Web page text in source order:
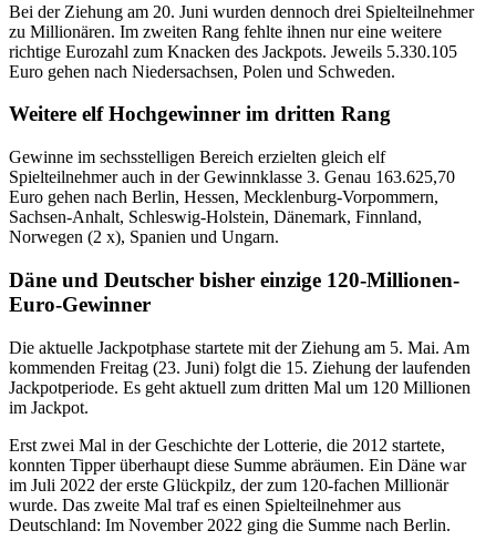
Bei der Ziehung am 20. Juni wurden dennoch drei Spielteilnehmer
zu Millionären. Im zweiten Rang fehlte ihnen nur eine weitere
richtige Eurozahl zum Knacken des Jackpots. Jeweils 5.330.105
Euro gehen nach Niedersachsen, Polen und Schweden.
Weitere elf Hochgewinner im dritten Rang
Gewinne im sechsstelligen Bereich erzielten gleich elf
Spielteilnehmer auch in der Gewinnklasse 3. Genau 163.625,70
Euro gehen nach Berlin, Hessen, Mecklenburg-Vorpommern,
Sachsen-Anhalt, Schleswig-Holstein, Dänemark, Finnland,
Norwegen (2 x), Spanien und Ungarn.
Däne und Deutscher bisher einzige 120-Millionen-
Euro-Gewinner
Die aktuelle Jackpotphase startete mit der Ziehung am 5. Mai. Am
kommenden Freitag (23. Juni) folgt die 15. Ziehung der laufenden
Jackpotperiode. Es geht aktuell zum dritten Mal um 120 Millionen
im Jackpot.
Erst zwei Mal in der Geschichte der Lotterie, die 2012 startete,
konnten Tipper überhaupt diese Summe abräumen. Ein Däne war
im Juli 2022 der erste Glückpilz, der zum 120-fachen Millionär
wurde. Das zweite Mal traf es einen Spielteilnehmer aus
Deutschland: Im November 2022 ging die Summe nach Berlin.